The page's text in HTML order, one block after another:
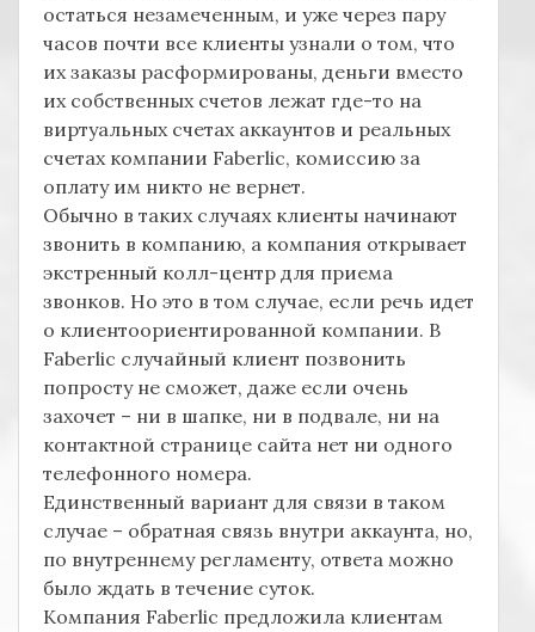
остаться незамеченным, и уже через пару
часов почти все клиенты узнали о том, что
их заказы расформированы, деньги вместо
их собственных счетов лежат где-то на
виртуальных счетах аккаунтов и реальных
счетах компании Faberlic, комиссию за
оплату им никто не вернет.
Обычно в таких случаях клиенты начинают
звонить в компанию, а компания открывает
экстренный колл-центр для приема
звонков. Но это в том случае, если речь идет
о клиентоориентированной компании. В
Faberlic случайный клиент позвонить
попросту не сможет, даже если очень
захочет – ни в шапке, ни в подвале, ни на
контактной странице сайта нет ни одного
телефонного номера.
Единственный вариант для связи в таком
случае – обратная связь внутри аккаунта, но,
по внутреннему регламенту, ответа можно
было ждать в течение суток.
Компания Faberlic предложила клиентам